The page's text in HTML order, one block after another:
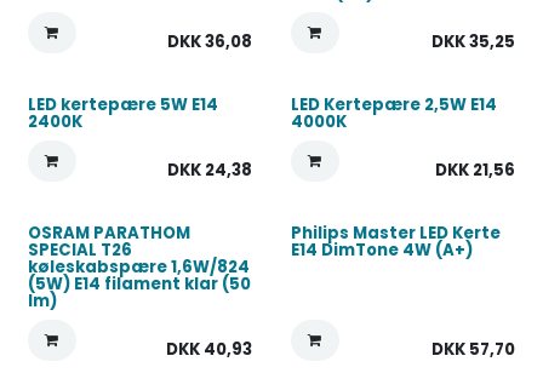
DKK36,08 DKK35,25
LED kertepære 5W E14
2400K
DKK 24,38
LED Kertepære 2,5W E14
4000K
DKK 21,56
OSRAM PARATHOM
SPECIAL T26
køleskabspære 1,6W/824
(5W) E14 filament klar (50
lm)
DKK 40,93
Philips Master LED Kerte
E14 DimTone 4W (A+)
DKK 57,70